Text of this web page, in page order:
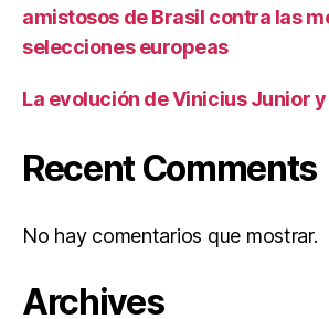
amistosos de Brasil contra las
selecciones europeas
La evolución de Vinicius Junior
Recent Comments
No hay comentarios que mostrar.
Archives